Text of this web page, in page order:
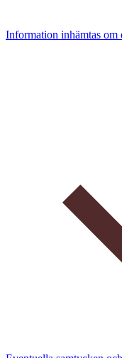
Information inhämtas om